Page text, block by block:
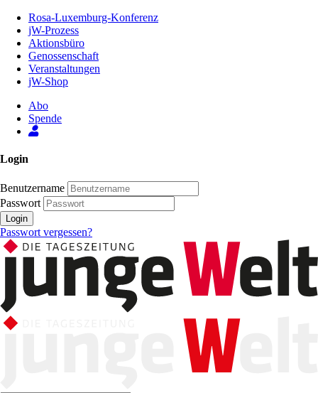
Inhalt
Seite
Rosa-Luxemburg-Konferenz
jW-Prozess
Aktionsbüro
Genossenschaft
Veranstaltungen
jW-Shop
Abo
Spende
Login
Benutzername
Passwort
Login
Passwort vergessen?